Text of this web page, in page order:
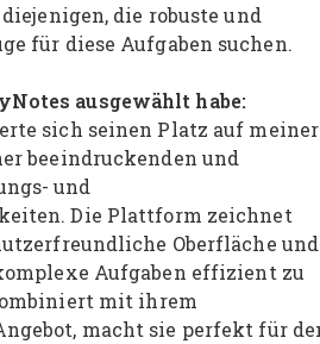
die robuste und
für diese Aufgaben suchen.
ausgewählt habe:
sich seinen Platz auf meiner
beeindruckenden und
und
Die Plattform zeichnet
Oberfläche und
Aufgaben effizient zu
mit ihrem
macht sie perfekt für